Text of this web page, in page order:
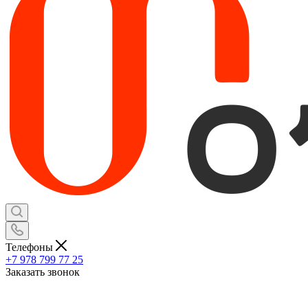
Телефоны
+7 978 799 77 25
Заказать звонок